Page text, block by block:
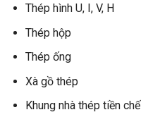
Thép hình U, I, V, H
Thép hộp
Thép ống
Xà gồ thép
Khung nhà thép tiền chế